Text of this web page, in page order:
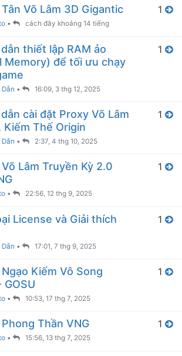
Võ Lâm 3D Gigantic
• cách đây khoảng 14 tiếng
1
thiết lập RAM ảo
Memory) để tối ưu chạy
• 16:09, 3 thg 12, 2025
1
cài đặt Proxy Võ Lâm
Kiếm Thế Origin
• 2:37, 4 thg 10, 2025
1
Lâm Truyền Kỳ 2.0
• 22:56, 12 thg 9, 2025
1
License và Giải thích
• 17:01, 7 thg 9, 2025
1
Kiếm Vô Song
GOSU
• 10:53, 17 thg 7, 2025
1
Thần VNG
• 15:56, 13 thg 7, 2025
1